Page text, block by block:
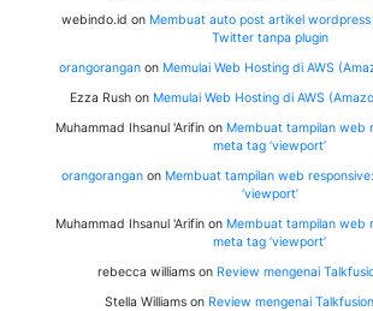
webindo.id on Membuat auto post artikel
Twitter tanpa plugin
orangorangan on Memulai Web Hosting di AWS
Ezza Rushon Memulai Web Hosting di AWS
Muhammad Ihsanul 'Arifin on Membuat tampilan web
meta tag ‘viewport’
orangoranganon Membuat tampilan web
‘viewport’
Muhammad Ihsanul 'Arifin on Membuat tampilan web
meta tag ‘viewport’
rebecca williamson Review mengenai
Stella Williams on Review mengenai